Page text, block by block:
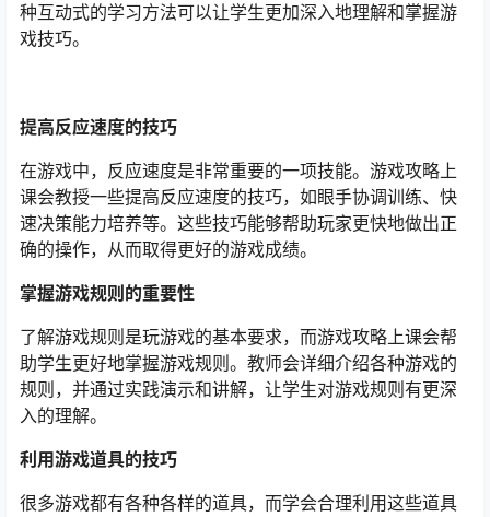
种互动式的学习方法可以让学生更加深入地理解和掌握游
戏技巧。
提高反应速度的技巧
在游戏中，反应速度是非常重要的一项技能。游戏攻略上
课会教授一些提高反应速度的技巧，如眼手协调训练、快
速决策能力培养等。这些技巧能够帮助玩家更快地做出正
确的操作，从而取得更好的游戏成绩。
掌握游戏规则的重要性
了解游戏规则是玩游戏的基本要求，而游戏攻略上课会帮
助学生更好地掌握游戏规则。教师会详细介绍各种游戏的
规则，并通过实践演示和讲解，让学生对游戏规则有更深
入的理解。
利用游戏道具的技巧
很多游戏都有各种各样的道具，而学会合理利用这些道具